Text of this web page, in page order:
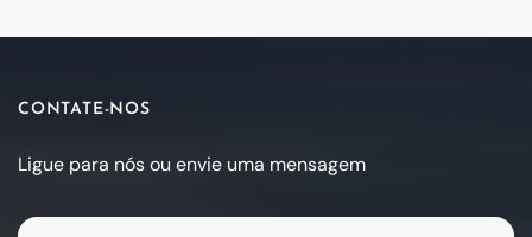
CONTATE-NOS
Ligue para nós ou envie uma mensagem